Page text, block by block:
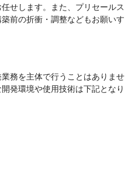
せします。また、プリセールス
前の折衝・調整などもお願いす
務を主体で行うことはありませ
発環境や使用技術は下記となり